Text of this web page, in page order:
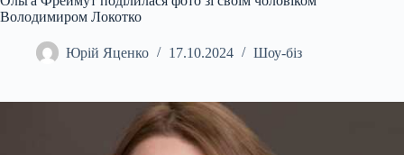
Володимиром Локотко
Юрій Яценко 17.10.2024 Шоу-біз